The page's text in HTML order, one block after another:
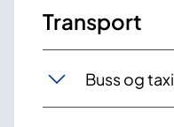
Transport
Buss og taxi